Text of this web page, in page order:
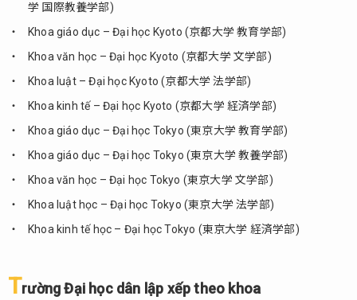
学 国際教養学部)
Khoa giáo dục – Đại học Kyoto (京都大学 教育学部)
Khoa văn học – Đại học Kyoto (京都大学 文学部)
Khoa luật – Đại học Kyoto (京都大学 法学部)
Khoa kinh tế – Đại học Kyoto (京都大学 経済学部)
Khoa giáo dục – Đại học Tokyo (東京大学 教育学部)
Khoa giáo dục – Đại học Tokyo (東京大学 教養学部)
Khoa văn học – Đại học Tokyo (東京大学 文学部)
Khoa luật học – Đại học Tokyo (東京大学 法学部)
Khoa kinh tế học – Đại học Tokyo (東京大学 経済学部)
Trường Đại học dân lập xếp theo khoa